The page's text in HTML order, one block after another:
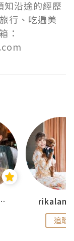
知沿途的經歷
行、吃遍美
：
追蹤